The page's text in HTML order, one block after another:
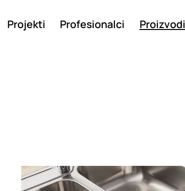
Projekti Profesionalci Proizvodi
Loading